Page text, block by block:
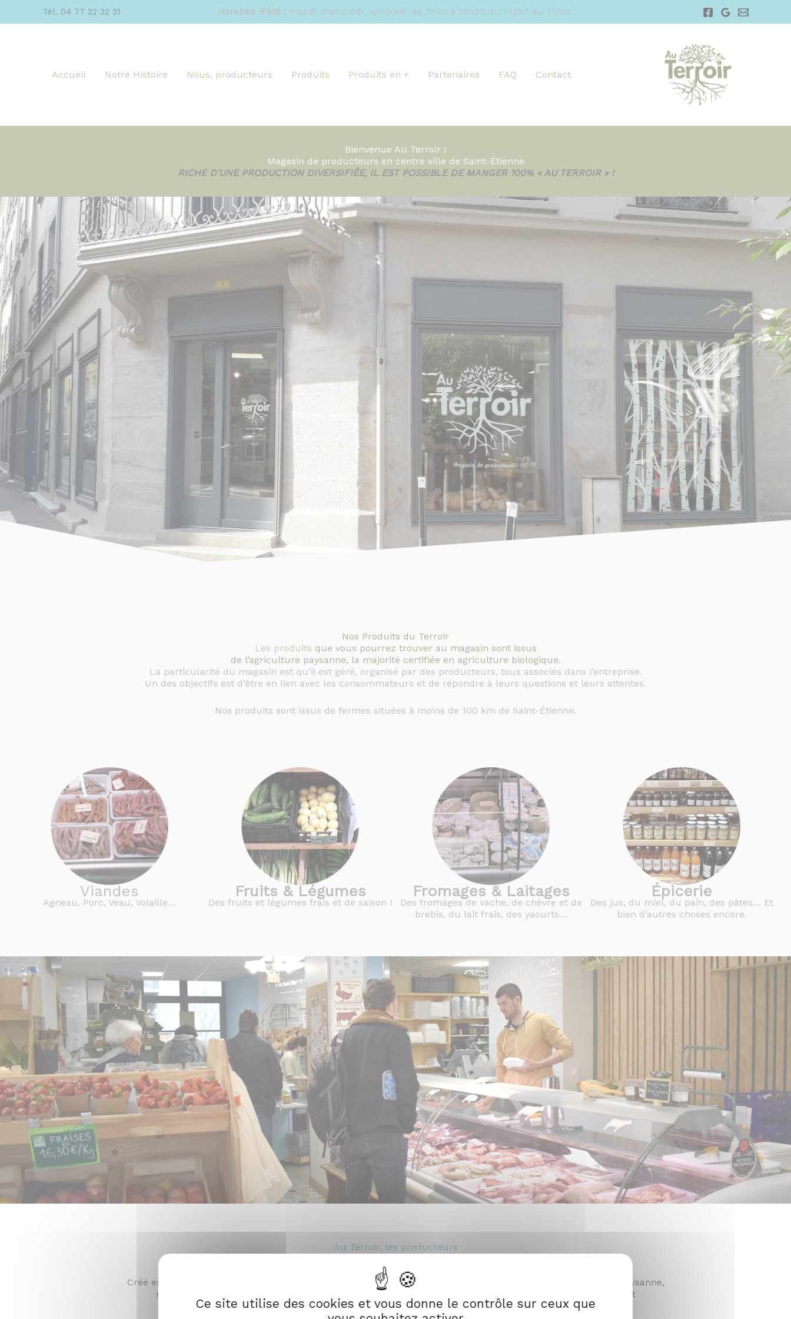
Tél. 04 77 32 32 31 Horaires d'été : mardi, mercredi, vendredi de 7h30 à 13h30 du 14/07 au 15/08.
Accueil Notre Histoire Nous, producteurs Produits Produits en + Partenaires FAQ Contact
Bienvenue Au Terroir !
Magasin de producteurs en centre ville de Saint-Étienne
RICHE D’UNE PRODUCTION DIVERSIFIÉE, IL EST POSSIBLE DE MANGER 100% « AU TERROIR » !
Nos Produits du Terroir
Les produits que vous pourrez trouver au magasin sont issus
de l’agriculture paysanne, la majorité certifiée en agriculture biologique.
La particularité du magasin est qu’il est géré, organisé par des producteurs, tous associés dans l’entreprise.
Un des objectifs est d’être en lien avec les consommateurs et de répondre à leurs questions et leurs attentes.
Nos produits sont issus de fermes situées à moins de 100 km de Saint-Étienne.
Viandes
Agneau, Porc, Veau, Volaille…
Fruits & Légumes
Des fruits et légumes frais et de saison !
Fromages & Laitages
Des fromages de vache, de chèvre et de
brebis, du lait frais, des yaourts…
Épicerie
Des jus, du miel, du pain, des pâtes… Et
bien d’autres choses encore.
Au Terroir, les producteurs
Depuis plus de 30 ans, nous vous proposons des produits de qualité et en circuit-court.
Créé en 1988 par quelques paysans précurseurs, Au Terroir a toujours à cœur de valoriser une agriculture paysanne,
respectueuse de l’homme et de la nature. Nous souhaitons que notre magasin soit un lieu d’échanges et
d’informations, ouvert sur nos campagnes et le quartier.
Panneau de gestion des cookies
Ce site utilise des cookies et vous donne le contrôle sur ceux que